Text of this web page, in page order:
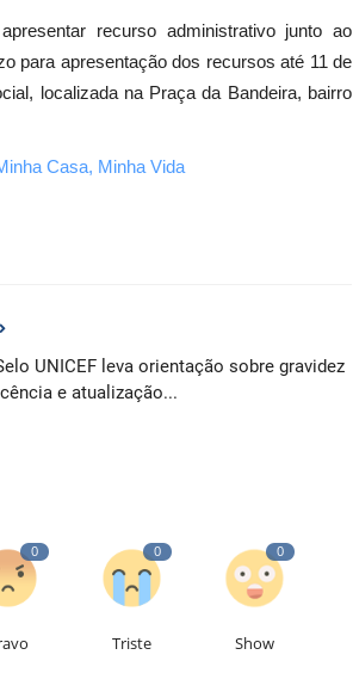
recurso administrativo junto ao
para apresentação dos recursos até 11 de
localizada na Praça da Bandeira, bairro
Casa, Minha Vida
UNICEF leva orientação sobre gravidez
e atualização...
0 0
Triste
0
Show